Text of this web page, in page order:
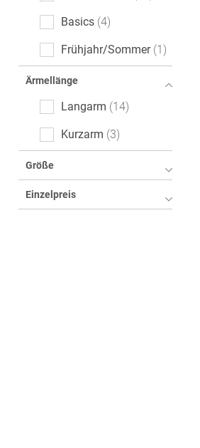
Basics 4
Frühjahr/Sommer 1
Ärmellänge
Langarm 14
Kurzarm 3
Größe
Einzelpreis